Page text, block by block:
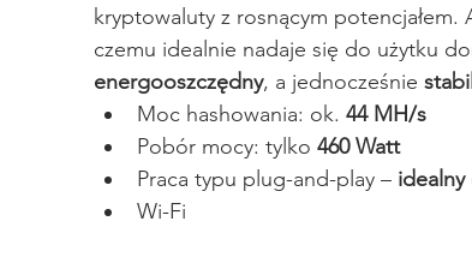
kryptowaluty z rosnącym potencjałem.
czemu idealnie nadaje się do użytku
energooszczędny, a jednocześnie
Moc hashowania: ok. 44 MH/s
Pobór mocy: tylko 460 Watt
Praca typu plug-and-play –
Wi-Fi